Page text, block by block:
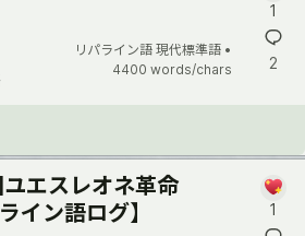
リパライン語 現代標準語 •
4400 words/chars
1
2
ユエスレオネ革命
イン語ログ】
1